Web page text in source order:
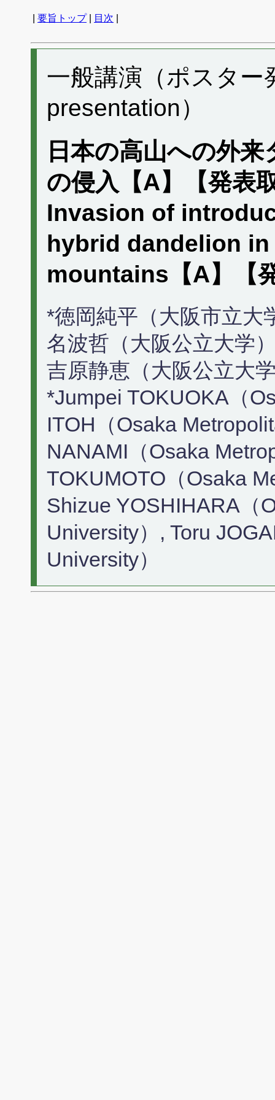
要旨トップ| 目次
一般講演（ポスタ
presentation）
日本の高山への外
の侵入【A】【発表
Invasion of
hybrid dandelion
mountains【A】【
*徳岡純平（大阪市立大
名波哲（大阪公立大学
吉原静恵（大阪公立大
*Jumpei TOKUOKA（
ITOH（Osaka
NANAMI（Osaka
TOKUMOTO（Osaka
Shizue YOSHIHARA（
University）, Toru
University）